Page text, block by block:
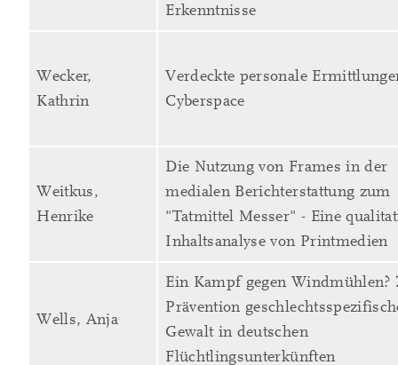
Erkenntnisse
Wecker,
Kathrin
Verdeckte personale
Cyberspace
Weitkus,
Henrike
Die Nutzung von Frames in der
medialen Berichterstattung zum
"Tatmittel Messer" - Eine
Inhaltsanalyse von Printmedien
Wells, Anja
Ein Kampf gegen Windmühlen?
Prävention
Gewalt in deutschen
Flüchtlingsunterkünften